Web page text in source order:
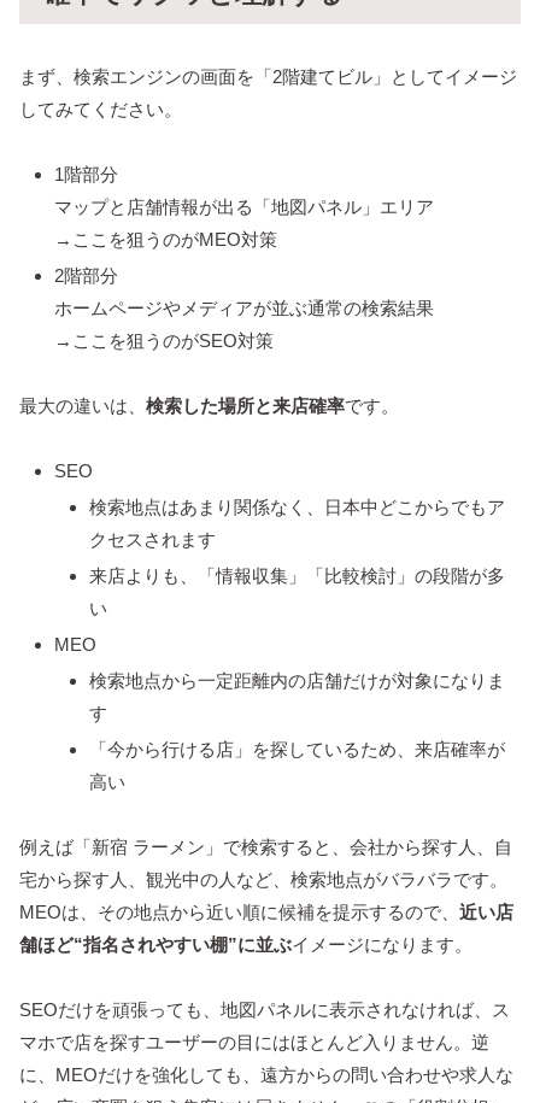
まず、検索エンジンの画面を「2階建てビル」としてイメージ
してみてください。
1階部分
マップと店舗情報が出る「地図パネル」エリア
→ここを狙うのがMEO対策
2階部分
ホームページやメディアが並ぶ通常の検索結果
→ここを狙うのがSEO対策
最大の違いは、 検索した場所と来店確率です。
SEO
検索地点はあまり関係なく、日本中どこからでもア
クセスされます
来店よりも、「情報収集」「比較検討」の段階が多
い
MEO
検索地点から一定距離内の店舗だけが対象になりま
す
「今から行ける店」を探しているため、来店確率が
高い
例えば「新宿 ラーメン」で検索すると、会社から探す人、自
宅から探す人、観光中の人など、検索地点がバラバラです。
MEOは、その地点から近い順に候補を提示するので、 近い店
舗ほど“指名されやすい棚”に並ぶイメージになります。
SEOだけを頑張っても、地図パネルに表示されなければ、ス
マホで店を探すユーザーの目にはほとんど入りません。逆
に、MEOだけを強化しても、遠方からの問い合わせや求人な